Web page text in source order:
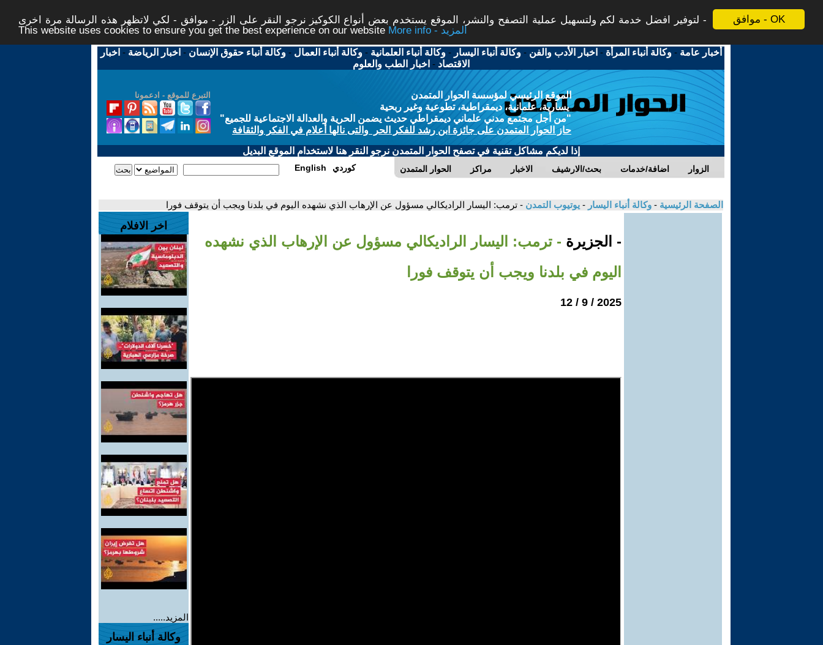
موافق - OK
لتوفير افضل خدمة لكم ولتسهيل عملية التصفح والنشر، الموقع يستخدم بعض أنواع الكوكيز نرجو النقر على الزر - موافق - لكي لاتظهر هذه الرسالة مرة اخرى -
This website uses cookies to ensure you get the best experience on our website
More info - المزيد
أخبار عامة -وكالة أنباء المرأة - اخبار الأدب والفن -وكالة أنباء اليسار -وكالة أنباء العلمانية -وكالة أنباء العمال -وكالة أنباء حقوق الإنسان - اخبار الرياضة - اخبار
الاقتصاد - اخبار الطب والعلوم
التبرع للموقع - ادعمونا
الموقع الرئيسي لمؤسسة الحوار المتمدن
يسارية، علمانية، ديمقراطية، تطوعية وغير ربحية
"من أجل مجتمع مدني علماني ديمقراطي حديث يضمن الحرية والعدالة الاجتماعية للجميع"
حاز الحوار المتمدن على جائزة ابن رشد للفكر الحر والتى نالها أعلام في الفكر والثقافة
إذا لديكم مشاكل تقنية في تصفح الحوار المتمدن نرجو النقر هنا لاستخدام الموقع البديل
الحوار المتمدن مراكز الاخبار بحث/الارشيف اضافة/خدمات الزوار English كوردي
الصفحة الرئيسية - وكالة أنباء اليسار - يوتيوب التمدن - ترمب: اليسار الراديكالي مسؤول عن الإرهاب الذي نشهده اليوم في بلدنا ويجب أن يتوقف فورا
- الجزيرة - ترمب: اليسار الراديكالي مسؤول عن الإرهاب الذي نشهده
اليوم في بلدنا ويجب أن يتوقف فورا
2025 / 9 / 12
اخر الافلام
المزيد.....
وكالة أنباء اليسار